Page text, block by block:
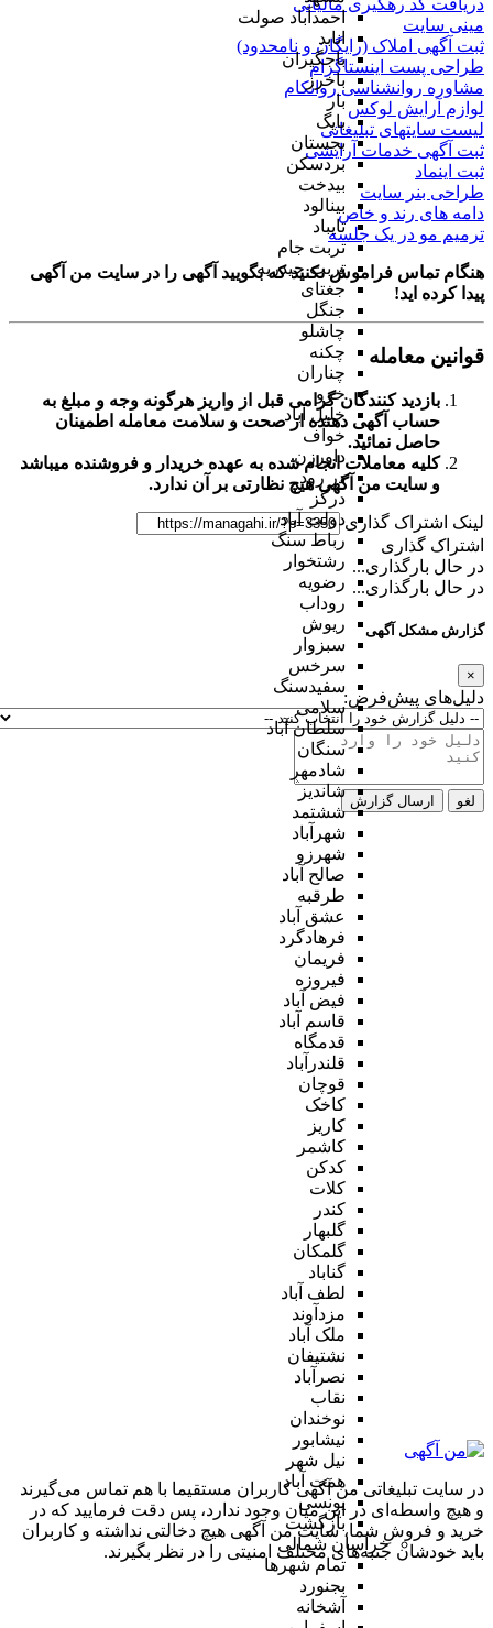
احمدآباد صولت
انابد
باجگیران
باخرز
بار
بایگ
بجستان
بردسکن
بیدخت
بینالود
تایباد
تربت جام
تربت حیدریه
جغتای
جنگل
چاشلو
چکنه
چناران
خرو
خلیل آباد
خواف
داورزن
در رود
درگز
دولت آباد
رباط سنگ
رشتخوار
رضویه
روداب
ریوش
سبزوار
سرخس
سفیدسنگ
سلامی
سلطان آباد
سنگان
شادمهر
شاندیز
ششتمد
شهرآباد
شهرزو
صالح آباد
طرقبه
عشق آباد
فرهادگرد
فریمان
فیروزه
فیض آباد
قاسم آباد
قدمگاه
قلندرآباد
قوچان
کاخک
کاریز
کاشمر
کدکن
کلات
کندر
گلبهار
گلمکان
گناباد
لطف آباد
مزدآوند
ملک آباد
نشتیفان
نصرآباد
نقاب
نوخندان
نیشابور
نیل شهر
همت آباد
یونسی
بازگشت
خراسان شمالی
تمام شهر‌ها
بجنورد
آشخانه
دریافت کد رهگیری مالیاتی
مینی سایت
ثبت آگهی املاک (رایگان و نامحدود)
طراحی پست اینستاگرام
مشاوره روانشناسی روانکام
لوازم آرایش لوکس
لیست سایتهای تبلیغاتی
ثبت آگهی خدمات آرایشی
ثبت اینماد
طراحی بنر سایت
دامه های رند و خاص
ترمیم مو در یک جلسه
هنگام تماس فراموش نکنید که بگویید آگهی را در سایت من آگهی
پیدا کرده اید!
قوانین معامله
بازدید کنندگان گرامی قبل از واریز هرگونه وجه و مبلغ به
حساب آگهی دهنده از صحت و سلامت معامله اطمینان
حاصل نمائید.
کلیه معاملات انجام شده به عهده خریدار و فروشنده میباشد
و سایت من آگهیهیچ نظارتی بر آن ندارد.
لینک اشتراک گذاری
اشتراک گذاری
در حال بارگذاری...
در حال بارگذاری...
گزارش مشکل آگهی
×
دلیل‌های پیش‌فرض:
لغو ارسال گزارش
در سایت تبلیغاتی من آگهی کاربران مستقیما با هم تماس می‌گیرند
و هیچ واسطه‌ای در این میان وجود ندارد، پس دقت فرمایید که در
خرید و فروشِ شما، سایت من آگهی هیچ دخالتی نداشته و کاربران
باید خودشان جنبه‌های مختلف امنیتی را در نظر بگیرند.